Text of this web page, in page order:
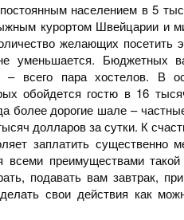
населением в 5
курортом Швейцарии и
желающих посетить
уменьшается. Бюджетных
– всего пара хостелов. В
обойдется гостю в 16
более дорогие шале –
долларов за сутки. К
заплатить
всеми преимуществами
подавать вам завтрак,
свои действия как